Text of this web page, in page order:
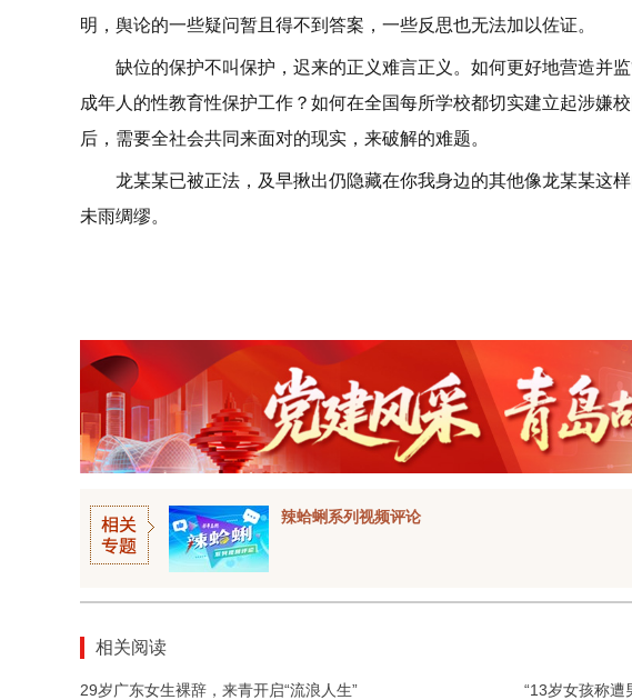
明，舆论的一些疑问暂且得不到答案，一些反思也无法加以佐证。
缺位的保护不叫保护，迟来的正义难言正义。如何更好地营造并
成年人的性教育性保护工作？如何在全国每所学校都切实建立起涉嫌
后，需要全社会共同来面对的现实，来破解的难题。
龙某某已被正法，及早揪出仍隐藏在你我身边的其他像龙某某这
未雨绸缪。
辣蛤蜊系列视频评论
相关阅读
29岁广东女生裸辞，来青开启“流浪人生”